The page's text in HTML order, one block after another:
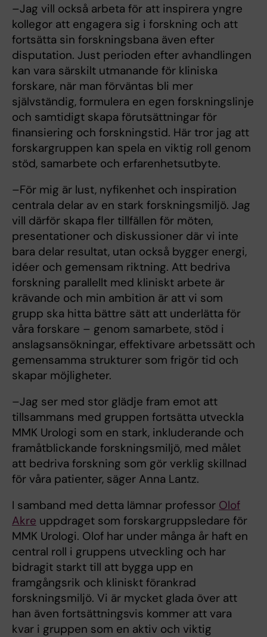
–Jag vill också arbeta för att inspirera yngre
kollegor att engagera sig i forskning och att
fortsätta sin forskningsbana även efter
disputation. Just perioden efter avhandlingen
kan vara särskilt utmanande för kliniska
forskare, när man förväntas bli mer
självständig, formulera en egen forskningslinje
och samtidigt skapa förutsättningar för
finansiering och forskningstid. Här tror jag att
forskargruppen kan spela en viktig roll genom
stöd, samarbete och erfarenhetsutbyte.
–För mig är lust, nyfikenhet och inspiration
centrala delar av en stark forskningsmiljö. Jag
vill därför skapa fler tillfällen för möten,
presentationer och diskussioner där vi inte
bara delar resultat, utan också bygger energi,
idéer och gemensam riktning. Att bedriva
forskning parallellt med kliniskt arbete är
krävande och min ambition är att vi som
grupp ska hitta bättre sätt att underlätta för
våra forskare – genom samarbete, stöd i
anslagsansökningar, effektivare arbetssätt och
gemensamma strukturer som frigör tid och
skapar möjligheter.
–Jag ser med stor glädje fram emot att
tillsammans med gruppen fortsätta utveckla
MMK Urologi som en stark, inkluderande och
framåtblickande forskningsmiljö, med målet
att bedriva forskning som gör verklig skillnad
för våra patienter, säger Anna Lantz.
I samband med detta lämnar professor Olof
Akre uppdraget som forskargruppsledare för
MMK Urologi. Olof har under många år haft en
central roll i gruppens utveckling och har
bidragit starkt till att bygga upp en
framgångsrik och kliniskt förankrad
forskningsmiljö. Vi är mycket glada över att
han även fortsättningsvis kommer att vara
kvar i gruppen som en aktiv och viktig